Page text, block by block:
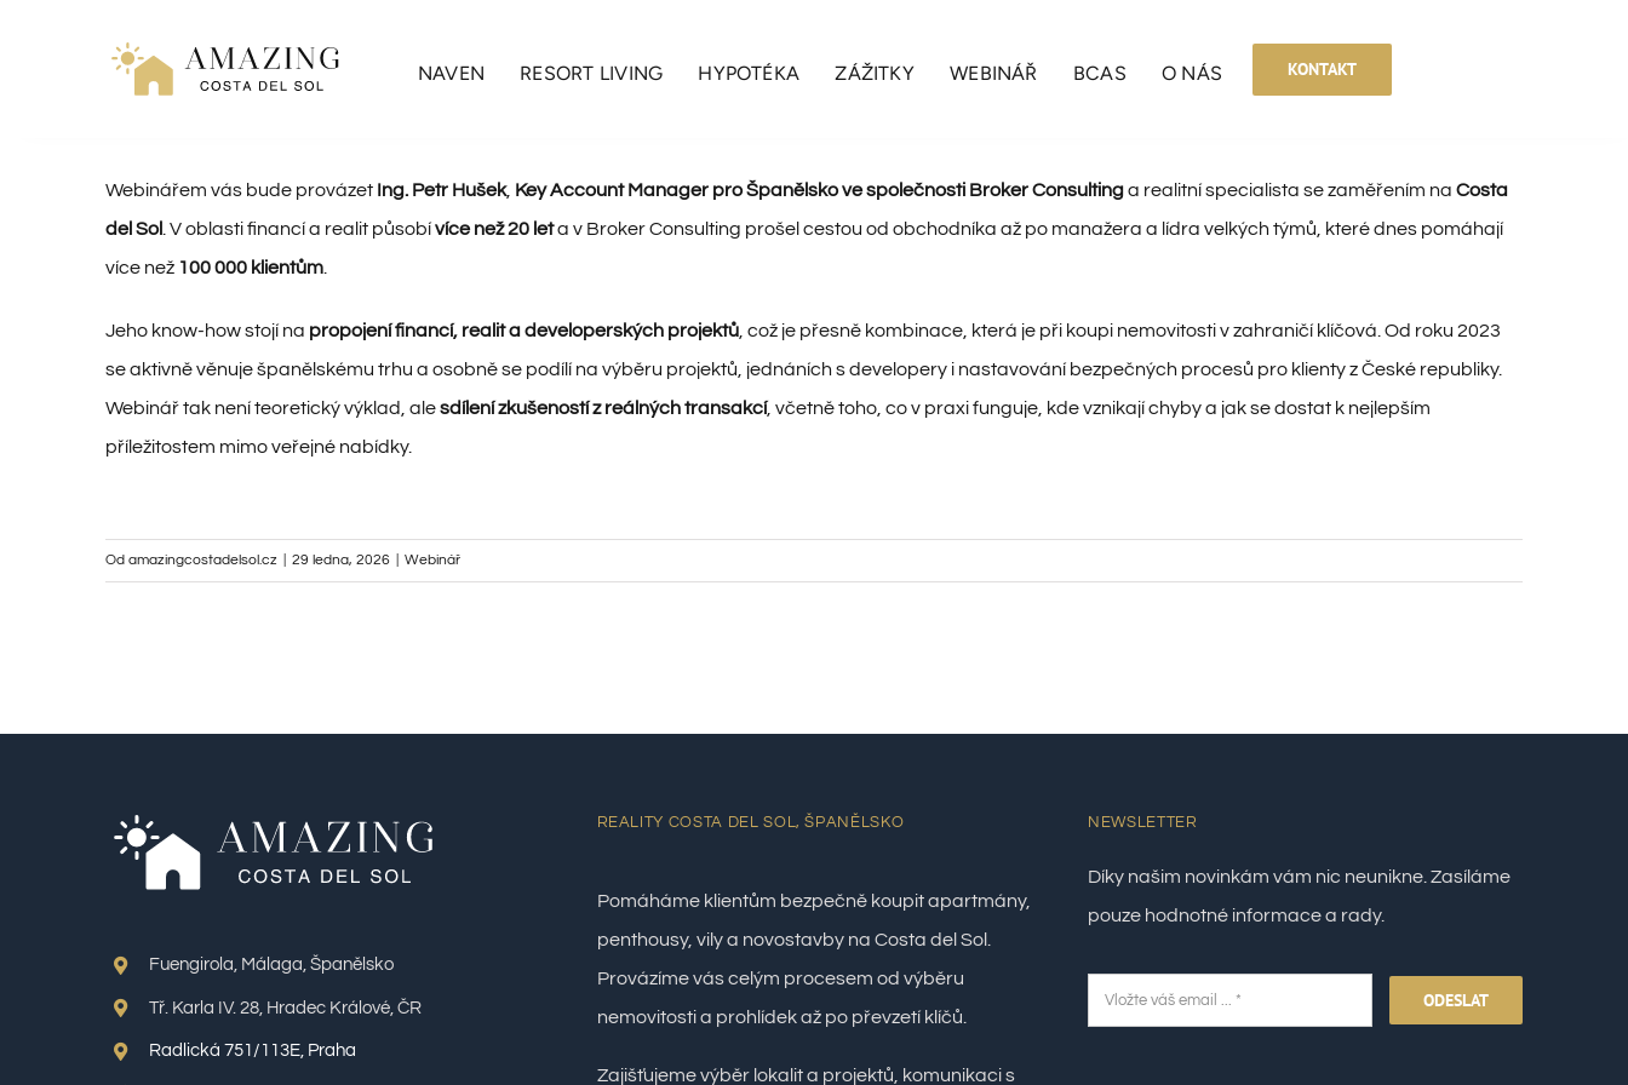
NAVEN RESORT LIVING HYPOTÉKA ZÁŽITKY WEBINÁŘ BCAS O NÁS KONTAKT
Webinářem vás bude provázet Ing. Petr Hušek, Key Account Manager pro Španělsko ve společnosti Broker Consultinga realitní specialista se zaměřením na Costa
del Sol . V oblasti financí a realit působívíce než 20 leta v Broker Consulting prošel cestou od obchodníka až po manažera a lídra velkých týmů, které dnes pomáhají
více než 100 000 klientům.
Jeho know-how stojí na propojení financí, realit a developerských projektů, což je přesně kombinace, která je při koupi nemovitosti v zahraničí klíčová. Od roku 2023
se aktivně věnuje španělskému trhu a osobně se podílí na výběru projektů, jednáních s developery i nastavování bezpečných procesů pro klienty z České republiky.
Webinář tak není teoretický výklad, alesdílení zkušeností z reálných transakcí, včetně toho, co v praxi funguje, kde vznikají chyby a jak se dostat k nejlepším
příležitostem mimo veřejné nabídky.
Od amazingcostadelsol.cz 29 ledna, 2026 Webinář
Fuengirola, Málaga, Španělsko
Tř. Karla IV. 28, Hradec Králové, ČR
Radlická 751/113E, Praha
REALITY COSTA DEL SOL, ŠPANĚLSKO
Pomáháme klientům bezpečně koupit apartmány,
penthousy, vily a novostavby na Costa del Sol.
Provázíme vás celým procesem od výběru
nemovitosti a prohlídek až po převzetí klíčů.
Zajišťujeme výběr lokalit a projektů, komunikaci s
NEWSLETTER
Díky našim novinkám vám nic neunikne. Zasíláme
pouze hodnotné informace a rady.
ODESLAT